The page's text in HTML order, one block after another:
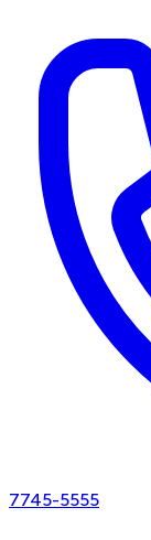
7745-5555